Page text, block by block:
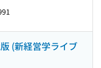
(新経営学ライブ